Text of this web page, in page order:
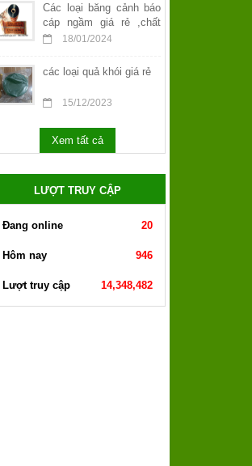
Các loại băng cảnh báo
cáp ngầm giá rẻ ,chất
lượng18/01/2024
các loại quả khói giá rẻ
15/12/2023
Xem tất cả
LƯỢT TRUY CẬP
Đang online 20
Hôm nay 946
Lượt truy cập 14,348,482